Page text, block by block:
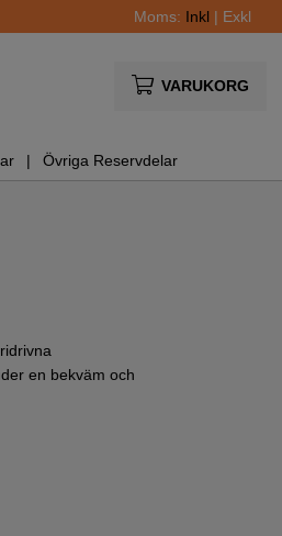
Moms: Inkl | Exkl
VARUKORG
Övriga Reservdelar
en bekväm och